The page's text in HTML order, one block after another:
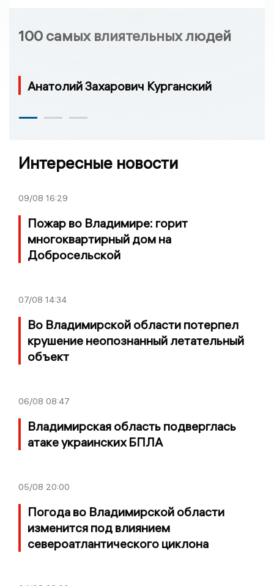
100 самых влиятельных людей
Анатолий Захарович Курганский
Интересные новости
09/08 16:29
Пожар во Владимире: горит
многоквартирный дом на
Добросельской
07/08 14:34
Во Владимирской области потерпел
крушение неопознанный летательный
объект
06/08 08:47
Владимирская область подверглась
атаке украинских БПЛА
05/08 20:00
Погода во Владимирской области
изменится под влиянием
североатлантического циклона